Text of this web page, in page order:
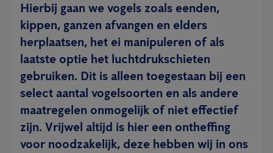
Hierbij gaan we vogels zoals eenden,
kippen, ganzen afvangen en elders
herplaatsen, het ei manipuleren of als
laatste optie het luchtdrukschieten
gebruiken. Dit is alleen toegestaan bij een
select aantal vogelsoorten en als andere
maatregelen onmogelijk of niet effectief
zijn. Vrijwel altijd is hier een ontheffing
voor noodzakelijk, deze hebben wij in ons